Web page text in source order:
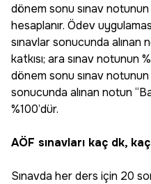
dönem sonu sınav notunun
hesaplanır. Ödev
sınavlar sonucunda alınan
katkısı; ara sınav notunun
dönem sonu sınav notunun
sonucunda alınan notun
%100’dür.
AÖF sınavları kaç dk,
Sınavda her ders için 20